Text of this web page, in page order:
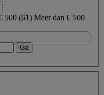
500 (61) Meer dan € 500